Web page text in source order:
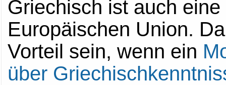
Griechisch ist auch
Europäischen Union.
Vorteil sein, wenn ein
über